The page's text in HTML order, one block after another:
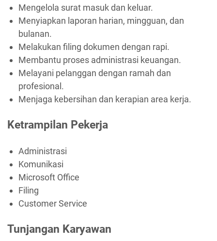
Mengelola surat masuk dan keluar.
Menyiapkan laporan harian, mingguan, dan
bulanan.
Melakukan filing dokumen dengan rapi.
Membantu proses administrasi keuangan.
Melayani pelanggan dengan ramah dan
profesional.
Menjaga kebersihan dan kerapian area kerja.
Ketrampilan Pekerja
Administrasi
Komunikasi
Microsoft Office
Filing
Customer Service
Tunjangan Karyawan